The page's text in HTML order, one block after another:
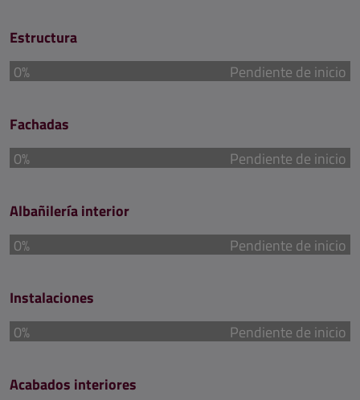
Estructura
0%
Pendiente de inicio
Fachadas
0%
Pendiente de inicio
Albañilería interior
0%
Pendiente de inicio
Instalaciones
0%
Pendiente de inicio
Acabados interiores